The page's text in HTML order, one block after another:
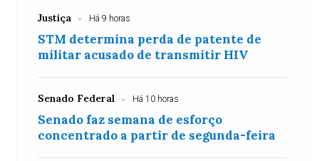
Justiça Há 9 horas
STM determina perda de patente de
militar acusado de transmitir HIV
Senado Federal Há 10 horas
Senado faz semana de esforço
concentrado a partir de segunda-feira